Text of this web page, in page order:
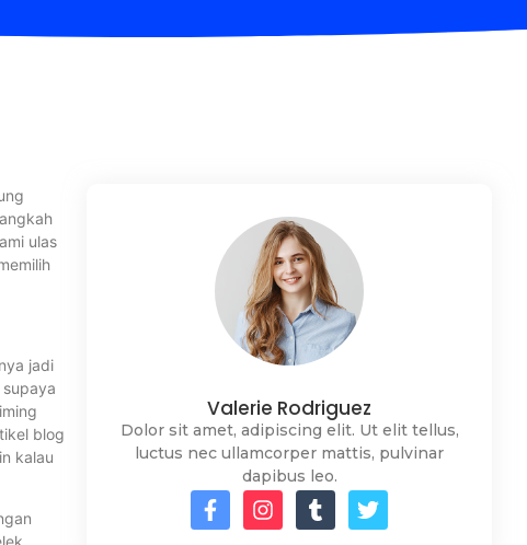
ulas
jadi
blog
kalau
Valerie Rodriguez
Dolor sit amet, adipiscing elit. Ut elit tellus,
luctus nec ullamcorper mattis, pulvinar
dapibus leo.